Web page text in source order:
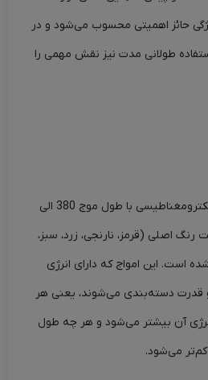
حائز اهمیتی محسوب می‌شود و در
طولانی مدت نیز نقش مهمی را
طیف نور مرئی دارای امواج الکترومغناطیسی با طول موج 380 الی
رنگ اصلی (قرمز، نارنجی، زرد، سبز،
است. این امواج که دارای انرژی
دسته‌بندی می‌شوند، یعنی هر
آن بیشتر می‌شود و هر چه طول
کم‌تر می‌شود.